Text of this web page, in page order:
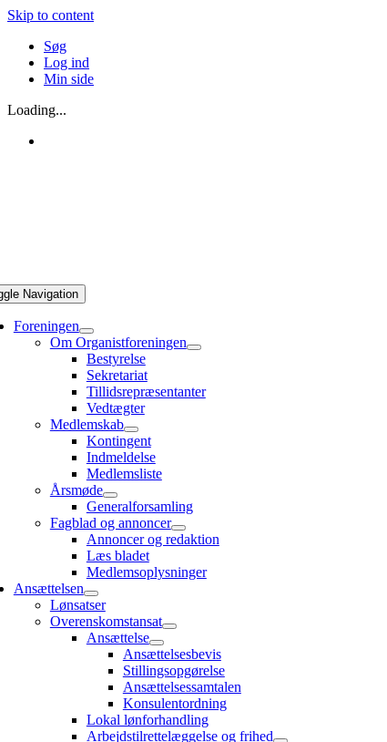
Skip to content
Søg
Log ind
Min side
Loading...
Navigation
Foreningen
Om Organistforeningen
Bestyrelse
Sekretariat
Tillidsrepræsentanter
Vedtægter
Medlemskab
Kontingent
Indmeldelse
Medlemsliste
Årsmøde
Generalforsamling
Fagblad og annoncer
Annoncer og redaktion
Læs bladet
Medlemsoplysninger
Ansættelsen
Lønsatser
Overenskomstansat
Ansættelse
Ansættelsesbevis
Stillingsopgørelse
Ansættelsessamtalen
Konsulentordning
Lokal lønforhandling
Arbejdstilrettelæggelse og frihed